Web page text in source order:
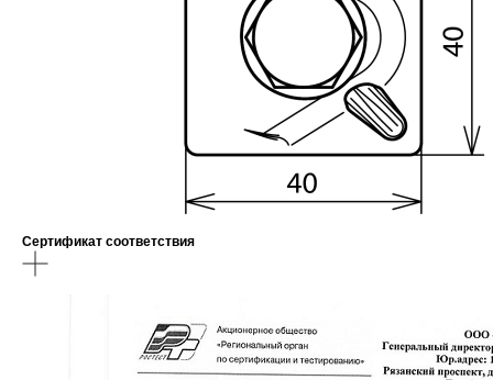
Сертификат соответствия